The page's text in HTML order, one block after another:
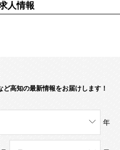
人情報
高知の最新情報をお届けします！
年